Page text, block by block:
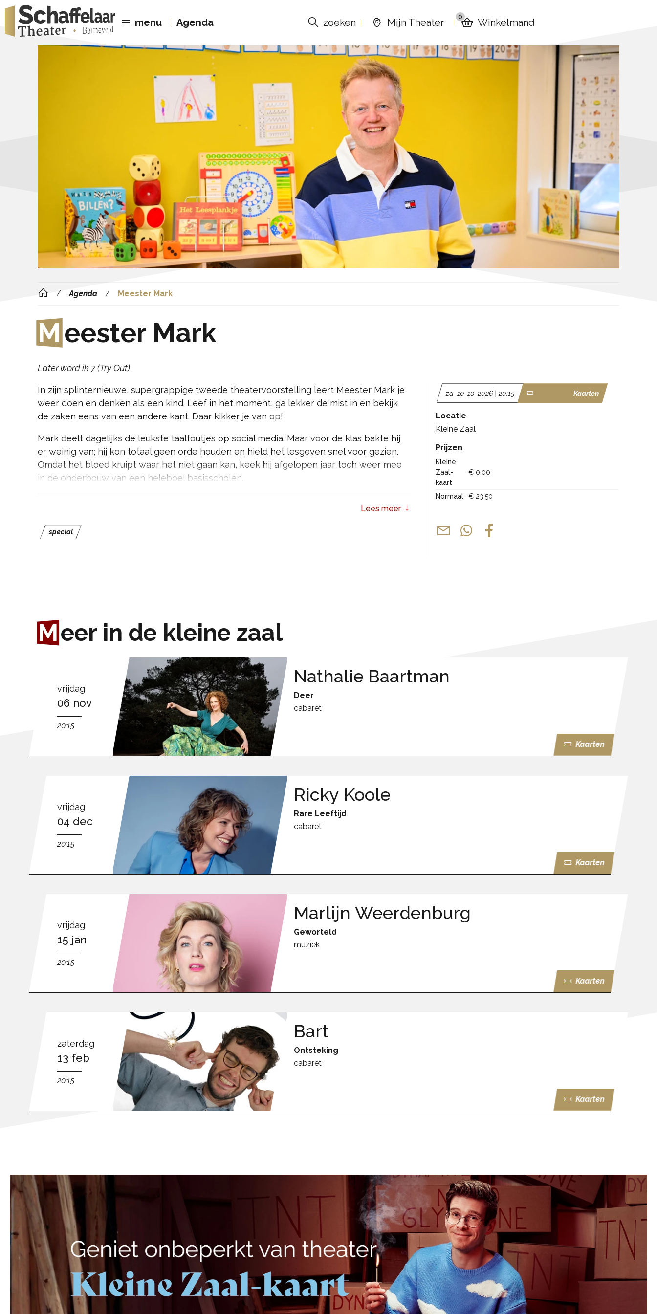
menu Agenda zoeken Mijn Theater
0
Winkelmand
Agenda Meester Mark
Meester Mark
Later word ik 7 (Try Out)
In zijn splinternieuwe, supergrappige tweede theatervoorstelling leert Meester Mark je
weer doen en denken als een kind. Leef in het moment, ga lekker de mist in en bekijk
de zaken eens van een andere kant. Daar kikker je van op!
Mark deelt dagelijks de leukste taalfoutjes op social media. Maar voor de klas bakte hij
er weinig van; hij kon totaal geen orde houden en hield het lesgeven snel voor gezien.
Omdat het bloed kruipt waar het niet gaan kan, keek hij afgelopen jaar toch weer mee
in de onderbouw van een heleboel basisscholen.
Het komt allemaal voorbij in deze voorstelling die bruist van de briljante kinderlogica!
Lees meer
special
za. 10-10-2026 | 20:15 Kaarten
Locatie
Kleine Zaal
Prijzen
Kleine
Zaal-
kaart
€ 0,00
Normaal € 23,50
Meer in de kleine zaal
vrijdag
06 nov
20:15
Nathalie Baartman
Deer
cabaret
Kaarten
vrijdag
04 dec
20:15
Ricky Koole
Rare Leeftijd
cabaret
Kaarten
vrijdag
15 jan
20:15
Marlijn Weerdenburg
Geworteld
muziek
Kaarten
zaterdag
13 feb
20:15
Bart
Ontsteking
cabaret
Kaarten